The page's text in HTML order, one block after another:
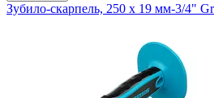
Зубило-скарпель, 250 х 19 мм-3/4"